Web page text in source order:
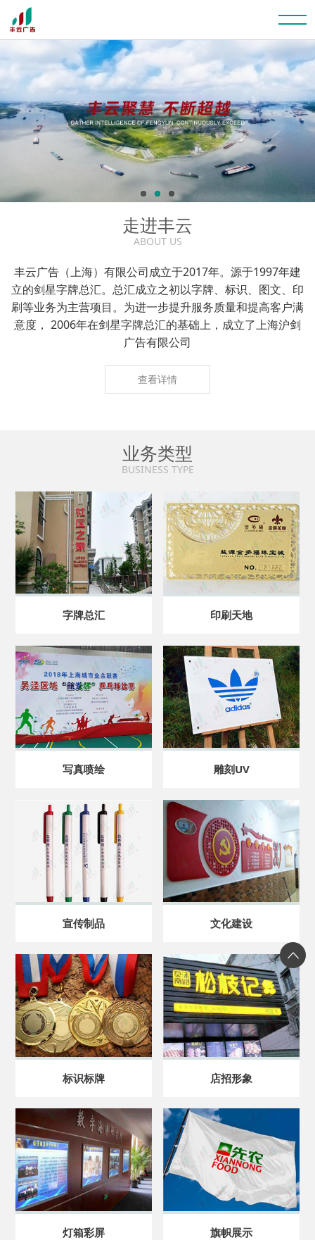
走进丰云
ABOUT US
丰云广告（上海）有限公司成立于2017年。源于1997年建
立的剑星字牌总汇。总汇成立之初以字牌、标识、图文、印
刷等业务为主营项目。为进一步提升服务质量和提高客户满
意度， 2006年在剑星字牌总汇的基础上，成立了上海沪剑
广告有限公司
查看详情
业务类型
BUSINESS TYPE
字牌总汇 印刷天地
写真喷绘 雕刻UV
宣传制品 文化建设
标识标牌 店招形象
灯箱彩屏 旗帜展示